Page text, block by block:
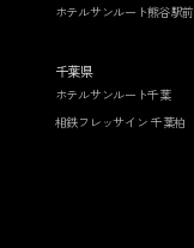
ホテルサンルート熊谷駅前
千葉県
ホテルサンルート千葉
相鉄フレッサイン 千葉柏